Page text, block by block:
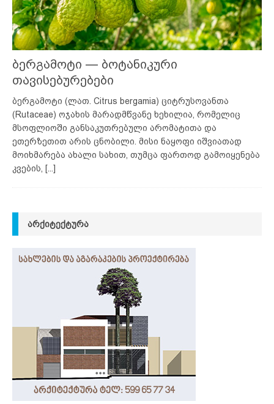
ბერგამოტი — ბოტანიკური
თავისებურებები
ბერგამოტი (ლათ. Citrus bergamia) ციტრუსოვანთა
(Rutaceae) ოჯახის მარადმწვანე ხეხილია, რომელიც
მსოფლიოში განსაკუთრებული არომატითა და
ეთერზეთით არის ცნობილი. მისი ნაყოფი იშვიათად
მოიხმარება ახალი სახით, თუმცა ფართოდ გამოიყენება
კვების, [...]
ᲐᲠᲥᲘᲢᲔᲥᲢᲣᲠᲐ